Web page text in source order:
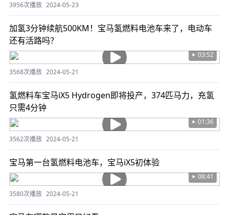
3956次播放 2024-05-23
03:52
加氢3分钟续航500KM！宝马氢燃料电池车来了，电动车
还有活路吗？
3568次播放 2024-05-21
01:36
氢燃料车宝马iX5 Hydrogen即将投产，374匹马力，充氢
只需4分钟
3562次播放 2024-05-21
08:41
宝马第一台氢燃料电池车，宝马iX5初体验
3580次播放 2024-05-21